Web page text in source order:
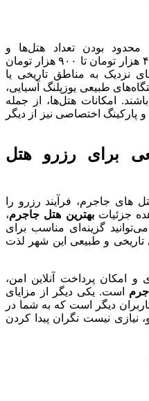
محدود بودن تعداد هتل‌ها و
اقامتگاه‌های رسمی، عموما بین ۴۵۰ هزار تومان تا ۹۰۰ هزار تومان
هتل‌های نزدیک به مناطق تاریخی یا
طبیعی یوزپلنگ آسیایی،
امکانات هتل‌ها، از جمله
اختصاصی نیز از دیگر
برای رزرو هتل
های جاجرم، فرآیند رزرو را
جزئیاتبهترین هتل جاجرم،
گزینه‌ای مناسب برای
تاریخی و طبیعی این شهر لذت
و امکان پرداخت آنلاین امن،
است. یکی دیگر از مزایای
دیگر است که به شما در
نیازی نیست نگران پیدا کردن